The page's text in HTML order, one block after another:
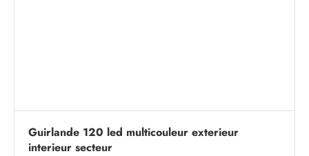
Guirlande 120 led multicouleur exterieur
interieur secteur